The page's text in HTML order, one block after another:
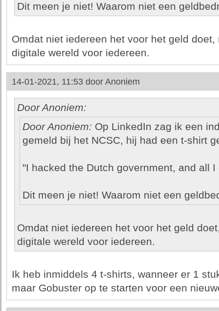
Dit meen je niet! Waarom niet een
Omdat niet iedereen het voor het geld
digitale wereld voor iedereen.
14-01-2021, 11:53 door Anoniem
Door Anoniem:
Door Anoniem: Op LinkedIn zag ik een
gemeld bij het NCSC, hij had een t-shirt
"I hacked the Dutch government, and all
Dit meen je niet! Waarom niet een
Omdat niet iedereen het voor het geld
digitale wereld voor iedereen.
Ik heb inmiddels 4 t-shirts, wanneer er 1
maar Gobuster op te starten voor een